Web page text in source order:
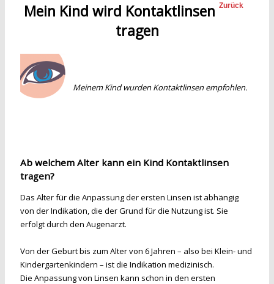
Zurück
Mein Kind wird Kontaktlinsen
tragen
Meinem Kind wurden Kontaktlinsen empfohlen.
Ab welchem Alter kann ein Kind Kontaktlinsen
tragen?
Das Alter für die Anpassung der ersten Linsen ist abhängig
von der Indikation, die der Grund für die Nutzung ist. Sie
erfolgt durch den Augenarzt.
Von der Geburt bis zum Alter von 6 Jahren – also bei Klein- und
Kindergartenkindern – ist die Indikation medizinisch.
Die Anpassung von Linsen kann schon in den ersten